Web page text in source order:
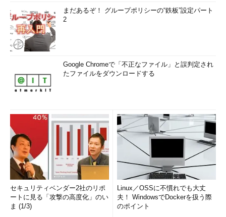
まだあるぞ！ グループポリシーの“鉄板”設定パート
2
Google Chromeで「不正なファイル」と誤判定され
たファイルをダウンロードする
セキュリティベンダー2社のリポ
ートに見る「攻撃の高度化」のい
ま (1/3)
Linux／OSSに不慣れでも大丈
夫！ WindowsでDockerを扱う際
のポイント